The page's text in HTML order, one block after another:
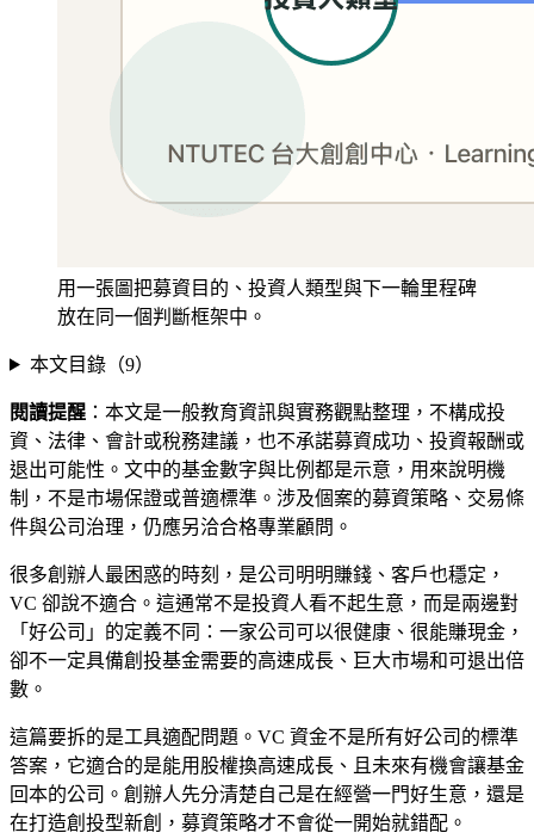
用一張圖把募資目的、投資人類型與下一輪里程碑
放在同一個判斷框架中。
本文目錄（9）
閱讀提醒 ：本文是一般教育資訊與實務觀點整理，不構成投
資、法律、會計或稅務建議，也不承諾募資成功、投資報酬或
退出可能性。文中的基金數字與比例都是示意，用來說明機
制，不是市場保證或普適標準。涉及個案的募資策略、交易條
件與公司治理，仍應另洽合格專業顧問。
很多創辦人最困惑的時刻，是公司明明賺錢、客戶也穩定，
VC 卻說不適合。這通常不是投資人看不起生意，而是兩邊對
「好公司」的定義不同：一家公司可以很健康、很能賺現金，
卻不一定具備創投基金需要的高速成長、巨大市場和可退出倍
數。
這篇要拆的是工具適配問題。VC 資金不是所有好公司的標準
答案，它適合的是能用股權換高速成長、且未來有機會讓基金
回本的公司。創辦人先分清楚自己是在經營一門好生意，還是
在打造創投型新創，募資策略才不會從一開始就錯配。